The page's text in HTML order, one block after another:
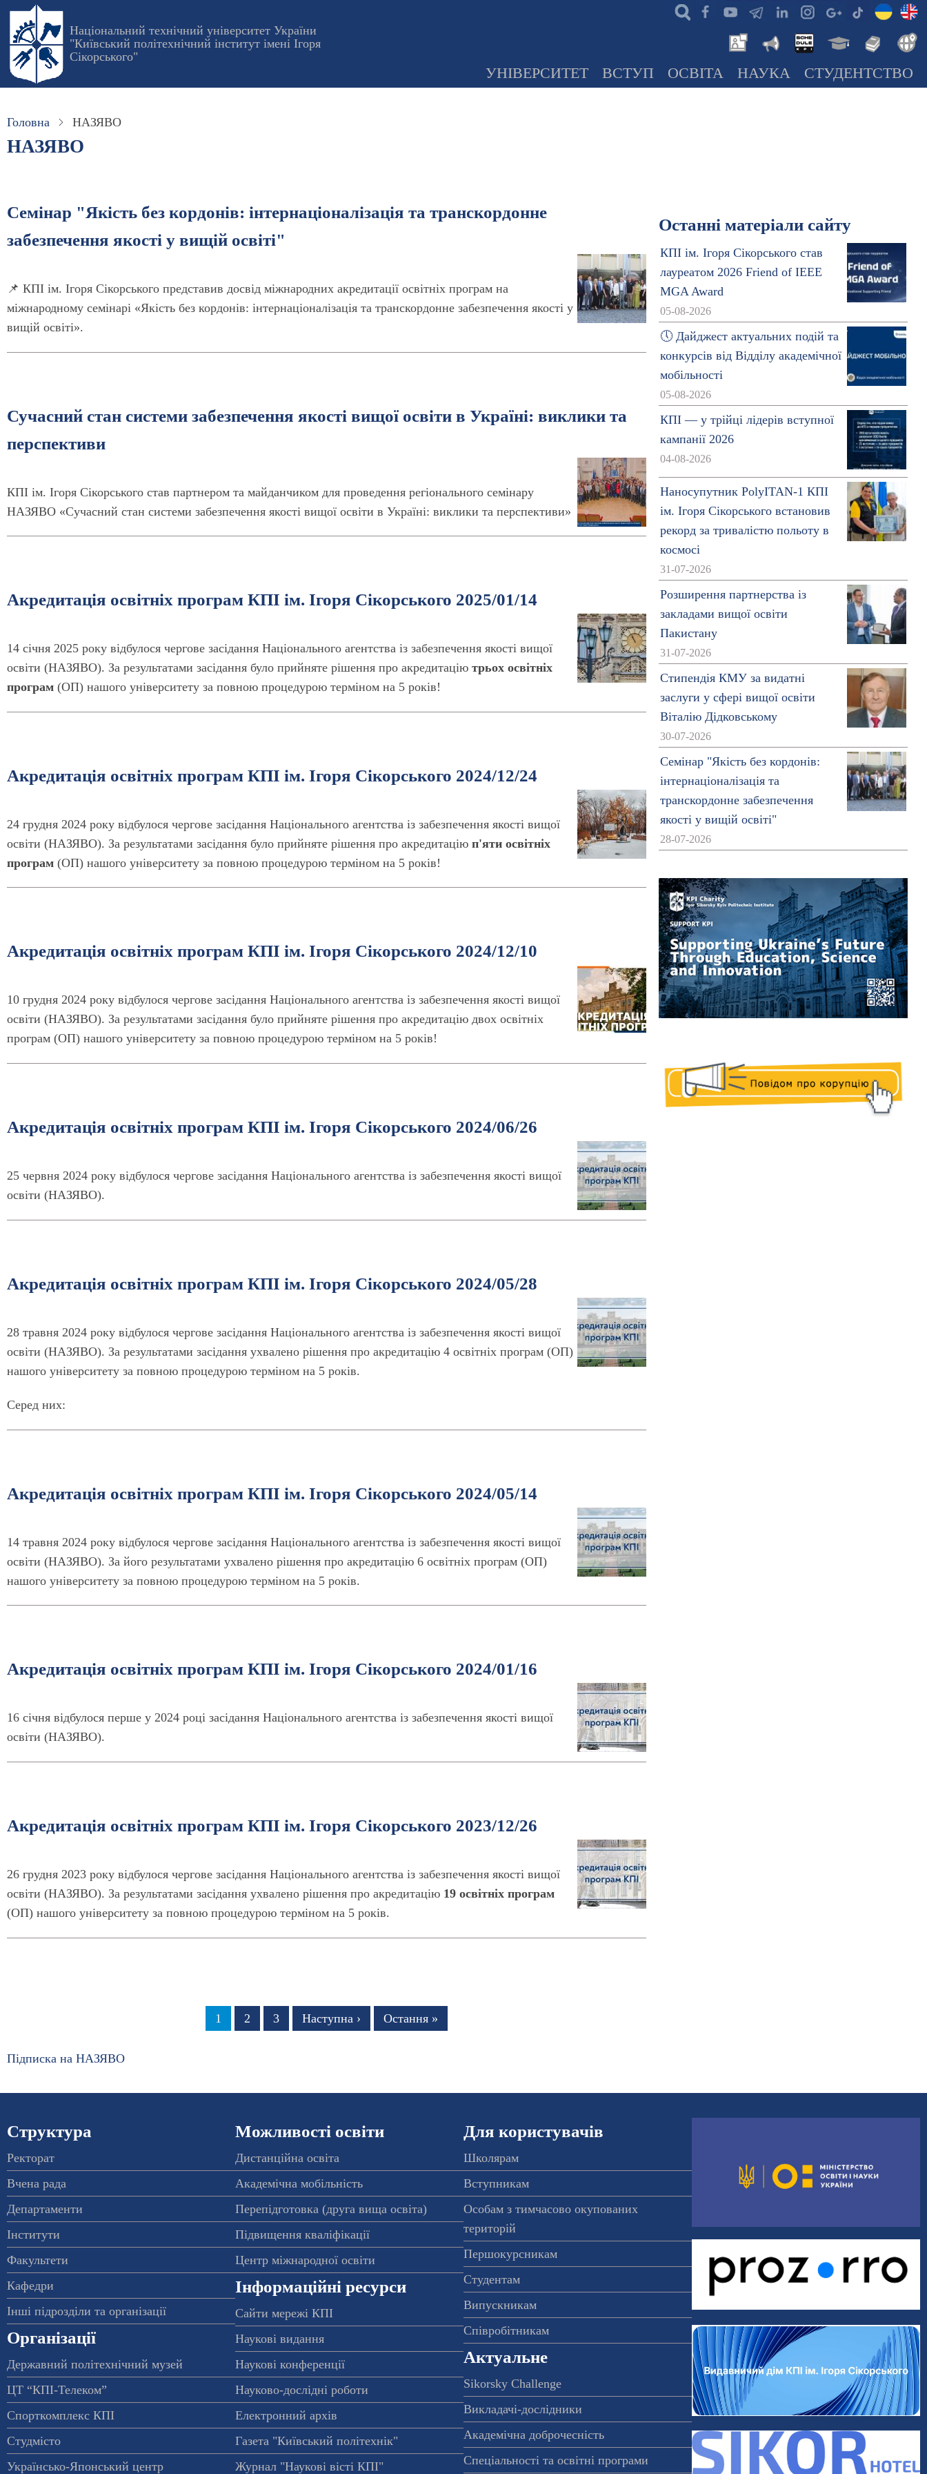
Перейти
основного
вмісту
Національний технічний університет України
"Київський політехнічний інститут імені Ігоря
Сікорського"
УНІВЕРСИТЕТ ВСТУП ОСВІТА НАУКА СТУДЕНТСТВО
Головна НАЗЯВО
НАЗЯВО
Семінар "Якість без кордонів: інтернаціоналізація та транскордонне
забезпечення якості у вищій освіті"
📌 КПІ ім. Ігоря Сікорського представив досвід міжнародних акредитації освітніх програм на
міжнародному семінарі «Якість без кордонів: інтернаціоналізація та транскордонне забезпечення якості у
вищій освіті».
Сучасний стан системи забезпечення якості вищої освіти в Україні: виклики та
перспективи
КПІ ім. Ігоря Сікорського став партнером та майданчиком для проведення регіонального семінару
НАЗЯВО «Сучасний стан системи забезпечення якості вищої освіти в Україні: виклики та перспективи»
Акредитація освітніх програм КПІ ім. Ігоря Сікорського 2025/01/14
14 січня 2025 року відбулося чергове засідання Національного агентства із забезпечення якості вищої
освіти (НАЗЯВО). За результатами засідання було прийняте рішення про акредитацію трьох освітніх
програм (ОП) нашого університету за повною процедурою терміном на 5 років!
Акредитація освітніх програм КПІ ім. Ігоря Сікорського 2024/12/24
24 грудня 2024 року відбулося чергове засідання Національного агентства із забезпечення якості вищої
освіти (НАЗЯВО). За результатами засідання було прийняте рішення про акредитацію п'яти освітніх
програм (ОП) нашого університету за повною процедурою терміном на 5 років!
Акредитація освітніх програм КПІ ім. Ігоря Сікорського 2024/12/10
10 грудня 2024 року відбулося чергове засідання Національного агентства із забезпечення якості вищої
освіти (НАЗЯВО). За результатами засідання було прийняте рішення про акредитацію двох освітніх
програм (ОП) нашого університету за повною процедурою терміном на 5 років!
Акредитація освітніх програм КПІ ім. Ігоря Сікорського 2024/06/26
25 червня 2024 року відбулося чергове засідання Національного агентства із забезпечення якості вищої
освіти (НАЗЯВО).
Акредитація освітніх програм КПІ ім. Ігоря Сікорського 2024/05/28
28 травня 2024 року відбулося чергове засідання Національного агентства із забезпечення якості вищої
освіти (НАЗЯВО). За результатами засідання ухвалено рішення про акредитацію 4 освітніх програм (ОП)
нашого університету за повною процедурою терміном на 5 років.
Серед них:
Акредитація освітніх програм КПІ ім. Ігоря Сікорського 2024/05/14
14 травня 2024 року відбулося чергове засідання Національного агентства із забезпечення якості вищої
освіти (НАЗЯВО). За його результатами ухвалено рішення про акредитацію 6 освітніх програм (ОП)
нашого університету за повною процедурою терміном на 5 років.
Акредитація освітніх програм КПІ ім. Ігоря Сікорського 2024/01/16
16 січня відбулося перше у 2024 році засідання Національного агентства із забезпечення якості вищої
освіти (НАЗЯВО).
Акредитація освітніх програм КПІ ім. Ігоря Сікорського 2023/12/26
26 грудня 2023 року відбулося чергове засідання Національного агентства із забезпечення якості вищої
освіти (НАЗЯВО). За результатами засідання ухвалено рішення про акредитацію 19 освітніх програм
(ОП) нашого університету за повною процедурою терміном на 5 років.
Сторінка
1 Сторінка
2 Сторінка
3
Наступна
Наступна ›
Остання
Остання »
Підписка на НАЗЯВО
Останні матеріали сайту
КПІ ім. Ігоря Сікорського став
лауреатом 2026 Friend of IEEE
MGA Award
05-08-2026
🕔 Дайджест актуальних подій та
конкурсів від Відділу академічної
мобільності
05-08-2026
КПІ — у трійці лідерів вступної
кампанії 2026
04-08-2026
Наносупутник PolyITAN-1 КПІ
ім. Ігоря Сікорського встановив
рекорд за тривалістю польоту в
космосі
31-07-2026
Розширення партнерства із
закладами вищої освіти
Пакистану
31-07-2026
Стипендія КМУ за видатні
заслуги у сфері вищої освіти
Віталію Дідковському
30-07-2026
Семінар "Якість без кордонів:
інтернаціоналізація та
транскордонне забезпечення
якості у вищій освіті"
28-07-2026
Структура
Ректорат
Вчена рада
Департаменти
Інститути
Факультети
Кафедри
Інші підрозділи та організації
Організації
Державний політехнічний музей
ЦТ “КПІ-Телеком”
Спорткомплекс КПІ
Студмісто
Українсько-Японський центр
Можливості освіти
Дистанційна освіта
Академічна мобільність
Перепідготовка (друга вища освіта)
Підвищення кваліфікації
Центр міжнародної освіти
Інформаційні ресурси
Сайти мережі КПІ
Наукові видання
Наукові конференції
Науково-дослідні роботи
Електронний архів
Газета "Київський політехнік"
Журнал "Наукові вісті КПІ"
Для користувачів
Школярам
Вступникам
Особам з тимчасово окупованих
територій
Першокурсникам
Студентам
Випускникам
Співробітникам
Актуальне
Sikorsky Challenge
Викладачі-дослідники
Академічна доброчесність
Спеціальності та освітні програми